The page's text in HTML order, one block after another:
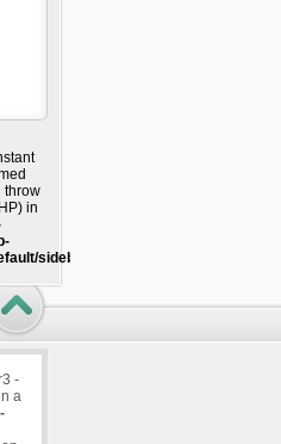
throw
in
sidebar2.php
-
a